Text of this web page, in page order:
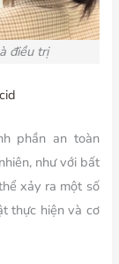
điều trị
phần an toàn
như với bất
xảy ra một số
thực hiện và cơ